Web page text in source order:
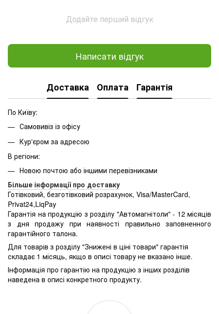
Додайте перший відгук
Написати відгук
Доставка Оплата Гарантія
По Київу:
Самовивіз із офісу
Кур'єром за адресою
В регіони:
Новою почтою або іншими перевізниками
Більше інформації про доставку
Готівковий, безготівковий розрахунок, Visa/MasterCard,
Privat24,LiqPay
Гарантія на продукцію з розділу "Автомагнітоли" - 12 місяців
з дня продажу при наявності правильно заповненного
гарантійного талона.
Для товарів з розділу "Знижені в ціні товари" гарантія
складає 1 місяць, якщо в описі товару не вказано інше.
Інформація про гарантію на продукцію з інших розділів
наведена в описі конкретного продукту.